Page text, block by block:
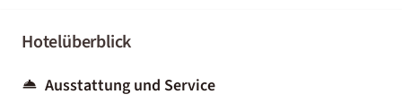
Hotelüberblick
Ausstattung und Service